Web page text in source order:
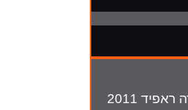
מחשב מנוע סקודה ראפיד 2011